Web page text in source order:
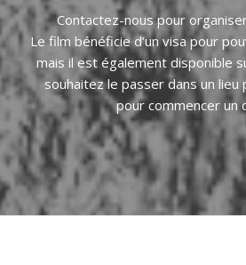
Contactez-nous pour
Le film bénéficie d’un visa pour
mais il est également disponible
souhaitez le passer dans un lieu
pour commencer un